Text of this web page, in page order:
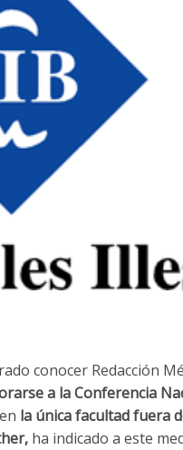
conocer Redacción
a la Conferencia
la única facultad fuera
ha indicado a este